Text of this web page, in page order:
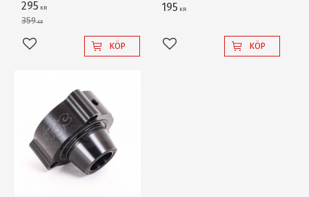
295 KR
359KR
Lägg till i favoriter
KÖP
enkelt en "80W" backlampa
195 KR
Lägg till i favoriter
KÖP